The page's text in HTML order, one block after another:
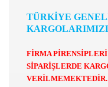
TÜRKİYE
FİRMA
SİPARİŞLERDE
VERİLMEMEKTEDİR.